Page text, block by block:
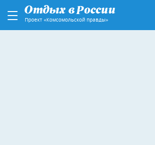
Проект «Комсомольской правды»